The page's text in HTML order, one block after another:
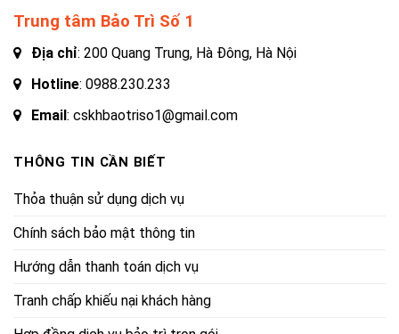
Trung tâm Bảo Trì Số 1
Địa chỉ: 200 Quang Trung, Hà Đông, Hà Nội
Hotline: 0988.230.233
Email: cskhbaotriso1@gmail.com
THÔNG TIN CẦN BIẾT
Thỏa thuận sử dụng dịch vụ
Chính sách bảo mật thông tin
Hướng dẫn thanh toán dịch vụ
Tranh chấp khiếu nại khách hàng